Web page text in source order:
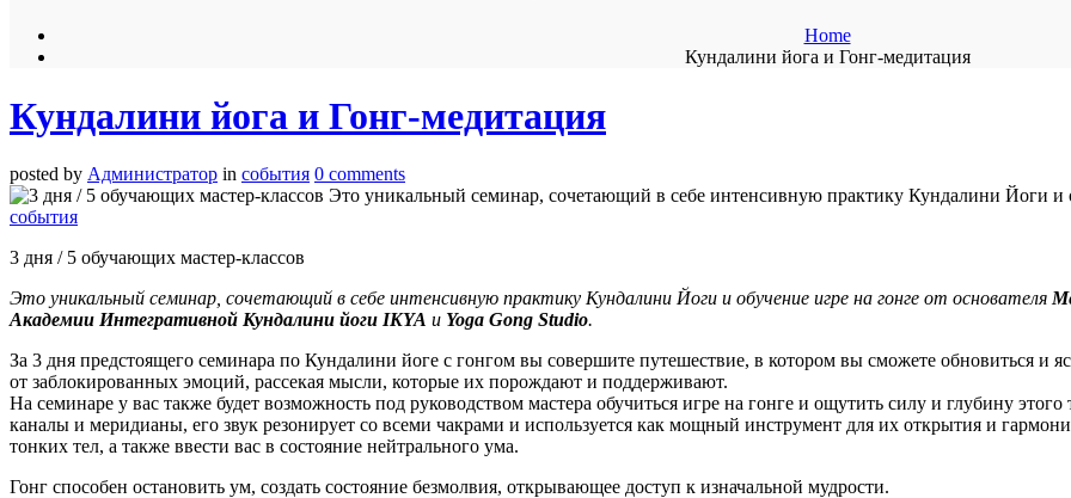
Home
Кундалини йога и Гонг-медитация
Кундалини йога и Гонг-медитация
posted by Администратор in события 0 comments
события
3 дня / 5 обучающих мастер-классов
Это уникальный семинар, сочетающий в себе интенсивную практику Кундалини Йоги и обучение игре на гонге от основателя
Академии Интегративной Кундалини йоги IKYA и Yoga Gong Studio.
За 3 дня предстоящего семинара по Кундалини йоге с гонгом вы совершите путешествие, в котором вы сможете обновиться и
от заблокированных эмоций, рассекая мысли, которые их порождают и поддерживают.
На семинаре у вас также будет возможность под руководством мастера обучиться игре на гонге и ощутить силу и глубину
каналы и меридианы, его звук резонирует со всеми чакрами и используется как мощный инструмент для их открытия и
тонких тел, а также ввести вас в состояние нейтрального ума.
Гонг способен остановить ум, создать состояние безмолвия, открывающее доступ к изначальной мудрости.